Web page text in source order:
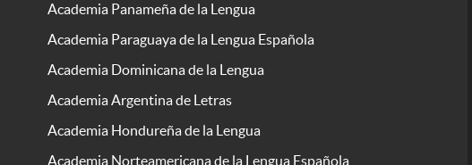
Academia Panameña de la Lengua
Academia Paraguaya de la Lengua Española
Academia Dominicana de la Lengua
Academia Argentina de Letras
Academia Hondureña de la Lengua
Academia Norteamericana de la Lengua Española